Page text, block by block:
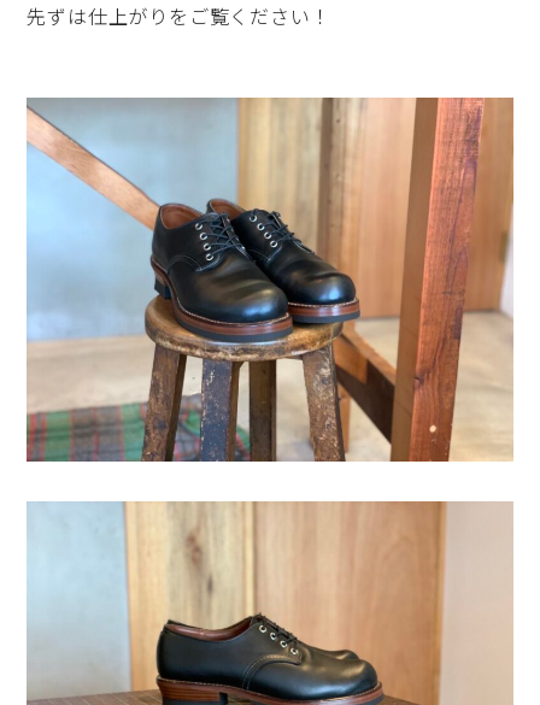
先ずは仕上がりをご覧ください！